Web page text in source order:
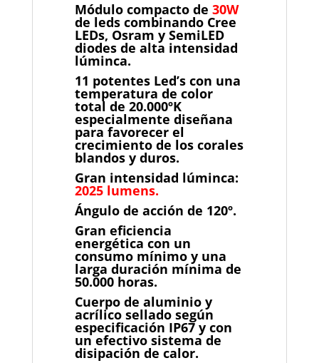
Módulo compacto de30W
de leds combinando Cree
LEDs, Osram y SemiLED
diodes de alta intensidad
lúminca.
11 potentes Led’s con una
temperatura de color
total de 20.000ºK
especialmente diseñana
para favorecer el
crecimiento de los corales
blandos y duros.
Gran intensidad lúminca:
2025 lumens.
Ángulo de acción de 120º.
Gran eficiencia
energética con un
consumo mínimo y una
larga duración mínima de
50.000 horas.
Cuerpo de aluminio y
acrílico sellado según
especificación IP67 y con
un efectivo sistema de
disipación de calor.